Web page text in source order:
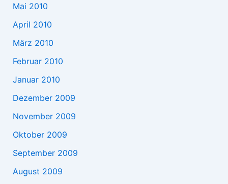
Mai 2010
April 2010
März 2010
Februar 2010
Januar 2010
Dezember 2009
November 2009
Oktober 2009
September 2009
August 2009